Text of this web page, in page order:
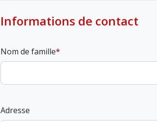
Informations de contact
Nom de famille
Adresse